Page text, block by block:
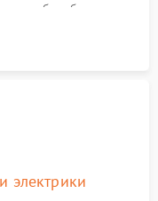
барабана и
на разрывы.
электрики